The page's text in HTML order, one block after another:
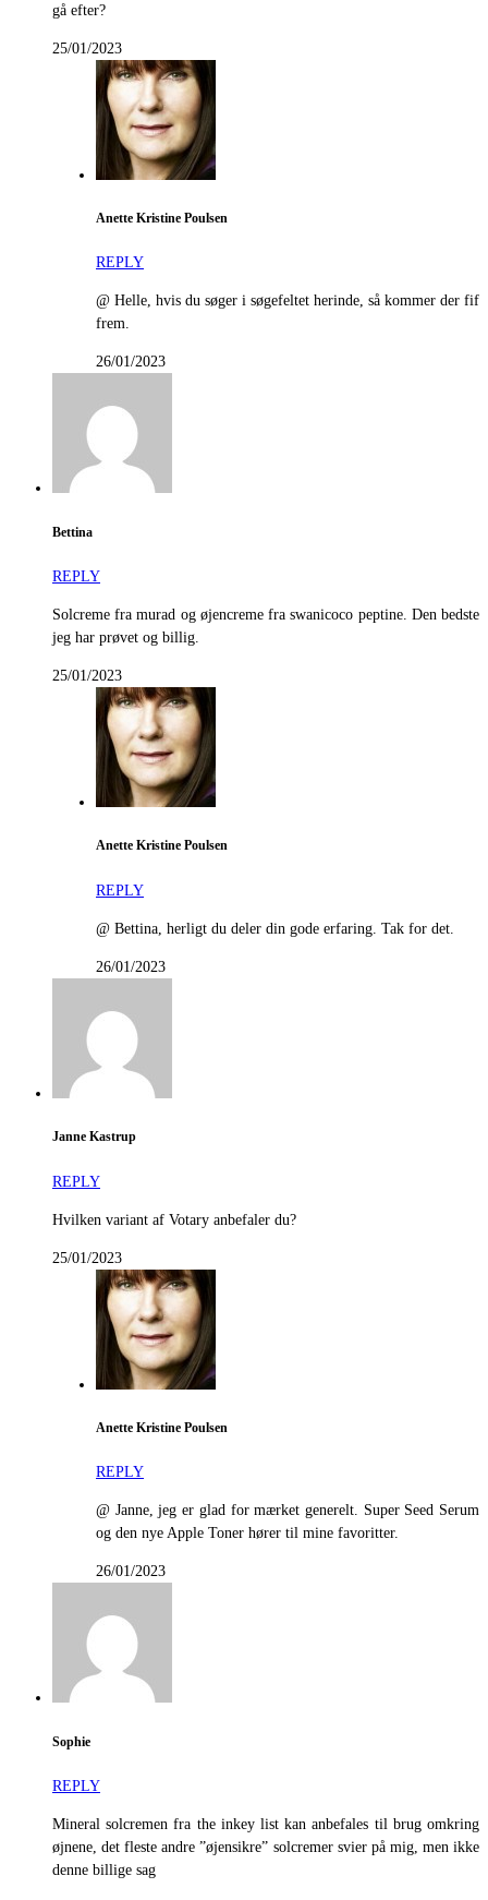
gå efter?
25/01/2023
Anette Kristine Poulsen
REPLY
@ Helle, hvis du søger i søgefeltet herinde, så kommer der fif
frem.
26/01/2023
Bettina
REPLY
Solcreme fra murad og øjencreme fra swanicoco peptine. Den bedste
jeg har prøvet og billig.
25/01/2023
Anette Kristine Poulsen
REPLY
@ Bettina, herligt du deler din gode erfaring. Tak for det.
26/01/2023
Janne Kastrup
REPLY
Hvilken variant af Votary anbefaler du?
25/01/2023
Anette Kristine Poulsen
REPLY
@ Janne, jeg er glad for mærket generelt. Super Seed Serum
og den nye Apple Toner hører til mine favoritter.
26/01/2023
Sophie
REPLY
Mineral solcremen fra the inkey list kan anbefales til brug omkring
øjnene, det fleste andre ”øjensikre” solcremer svier på mig, men ikke
denne billige sag